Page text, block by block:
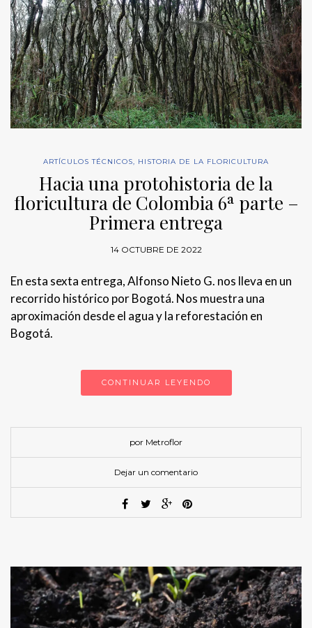
ARTÍCULOS TÉCNICOS, HISTORIA DE LA FLORICULTURA
Hacia una protohistoria de la
floricultura de Colombia 6ª parte –
Primera entrega
14 OCTUBRE DE 2022
En esta sexta entrega, Alfonso Nieto G. nos lleva en un
recorrido histórico por Bogotá. Nos muestra una
aproximación desde el agua y la reforestación en
Bogotá.
CONTINUAR LEYENDO
por Metroflor
Dejar un comentario